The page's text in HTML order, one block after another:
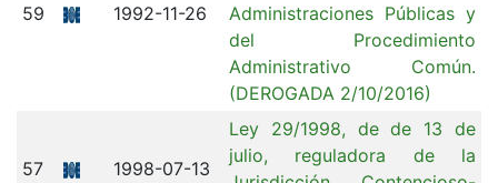
59 1992-11-26
Administraciones Públicas y
del Procedimiento
Administrativo Común.
(DEROGADA 2/10/2016)
57 1998-07-13
Ley 29/1998, de de 13 de
julio, reguladora de la